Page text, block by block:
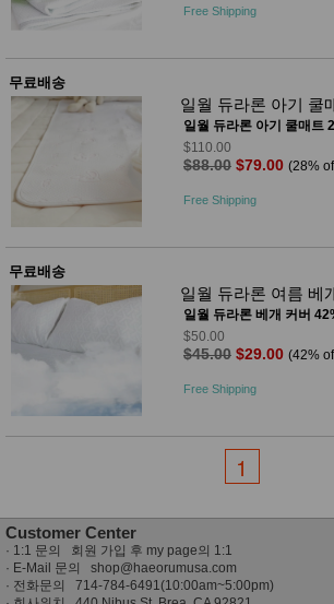
아기띠/
외출용
건강/미
용/식기
용품
성장발
달교육
용품
패
션
어른내
가방/지
갑/케이
스
패션/잡
생
세탁세
품
WALL
DECO
Pet
Supplies
문 공연/행
Free Shipping
무료배송
일월 듀라론 아기 쿨
일월 듀라론 아기 쿨매트
$110.00
$88.00 $79.00 (28%
Free Shipping
무료배송
일월 듀라론 여름 베
일월 듀라론 베개 커버
$50.00
$45.00 $29.00 (42%
Free Shipping
1
Customer Center
· 1:1 문의 회원 가입 후 my page의 1:1
· E-Mail 문의 shop@haeorumusa.com
· 전화문의 714-784-6491(10:00am~5:00pm)